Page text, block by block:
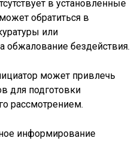
в установленные
обратиться в
или
обжалование бездействия.
может привлечь
для подготовки
рассмотрением.
информирование